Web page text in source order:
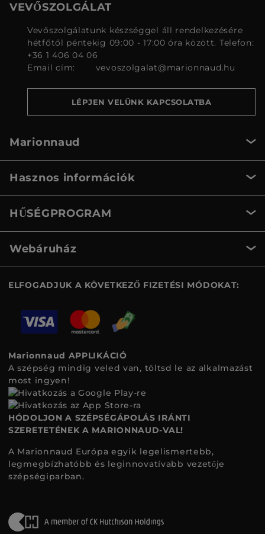
VEVŐSZOLGÁLAT
Vevőszolgálatunk készséggel áll rendelkezésére
hétfőtől péntekig 09:00 - 17:00 óra között. Telefon:
+36 1 406 04 06
Email cím:
vevoszolgalat@marionnaud.hu
LÉPJEN VELÜNK KAPCSOLATBA
Marionnaud
Hasznos információk
HŰSÉGPROGRAM
Webáruház
ELFOGADJUK A KÖVETKEZŐ FIZETÉSI MÓDOKAT:
Marionnaud APPLIKÁCIÓ
A szépség mindig veled van, töltsd le az alkalmazást
most ingyen!
HÓDOLJON A SZÉPSÉGÁPOLÁS IRÁNTI
SZERETETÉNEK A MARIONNAUD-VAL!
A Marionnaud Európa egyik legelismertebb,
legmegbízhatóbb és leginnovatívabb vezetője
szépségiparban.